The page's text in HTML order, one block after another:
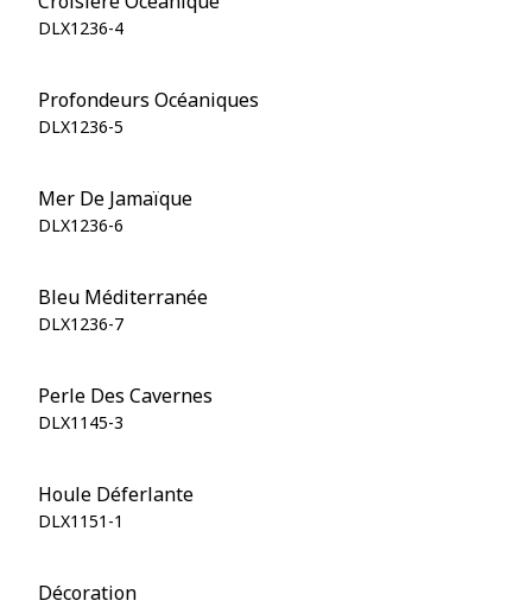
DLX1236-4
Profondeurs Océaniques
DLX1236-5
Mer De Jamaïque
DLX1236-6
Bleu Méditerranée
DLX1236-7
Perle Des Cavernes
DLX1145-3
Houle Déferlante
DLX1151-1
Décoration